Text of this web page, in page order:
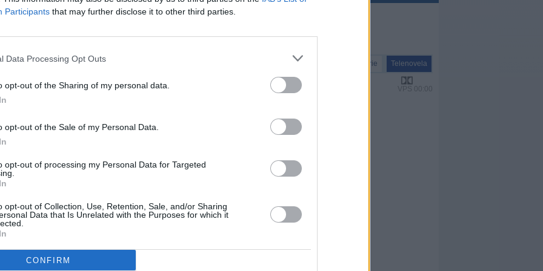
Participants that may further disclose it to other third parties.
Data Processing Opt Outs
opt-out of the Sharing of my personal data.
opt-out of the Sale of my Personal Data.
opt-out of processing my Personal Data for Targeted
opt-out of Collection, Use, Retention, Sale, and/or Sharing
Data that Is Unrelated with the Purposes for which it
CONFIRM
Serie Telenovela
VPS 00:00
„Plenske“ auf.
die Nachricht von dem Baby. Ihm schwant, dass die Vaterschaft
Beziehung mit Hannah betrifft. Seine Befürchtung, sie zu verlieren,
auf Kims Schwangerschaft reagiert ...
ein neuer „Plenske“ auf: Es ist ihr Halbbruder Bruno, gespielt von Tim
bescheidenen Halbschwester, die sich mit ihren vielen Talenten nicht
sicher einer der sympathischsten Hochstapler, die Berlin je gesehen
sich die Augen - der neue „Plenske“ mischt den Laden kräftig auf ...